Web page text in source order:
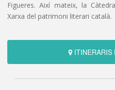
Figueres. Així mateix, la
Xarxa del patrimoni literari català.
ITINERARIS